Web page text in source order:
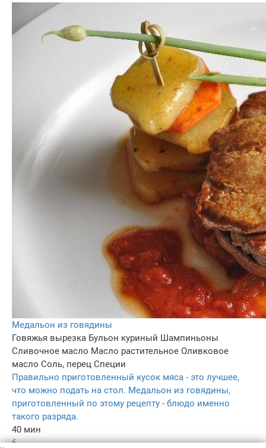
Медальон из говядины
Говяжья вырезка Бульон куриный Шампиньоны
Сливочное масло Масло растительное Оливковое
масло Соль, перец Специи
Правильно приготовленный кусок мяса - это лучшее,
что можно подать на стол. Медальон из говядины,
приготовленный по этому рецепту - блюдо именно
такого разряда.
40 мин
6